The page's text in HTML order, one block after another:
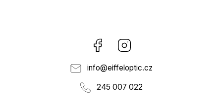
Facebook
info@eiffeloptic.cz
245 007 022